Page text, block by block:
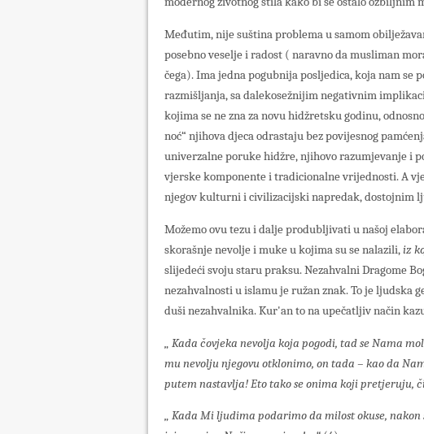
Međutim, nije suština problema u samom
posebno veselje i radost ( naravno da musliman
čega). Ima jedna pogubnija posljedica, koja nam se
razmišljanja, sa dalekosežnijim negativnim
kojima se ne zna za novu hidžretsku godinu,
noć“ njihova djeca odrastaju bez povijesnog
univerzalne poruke hidžre, njihovo razumjevanje i
vjerske komponente i tradicionalne vrijednosti. A
njegov kulturni i civilizacijski napredak, dostojnim
Možemo ovu tezu i dalje produbljivati u našoj
skorašnje nevolje i muke u kojima su se nalazili,iz
slijedeći svoju staru praksu. Nezahvalni Dragome
nezahvalnosti u islamu je ružan znak. To je ljudska
duši nezahvalnika. Kur'an to na upečatljiv način
„ Kada čovjeka nevolja koja pogodi, tad se Nama
mu nevolju njegovu otklonimo, on tada – kao da
putem nastavlja! Eto tako se onima koji pretjeruju,
„ Kada Mi ljudima podarimo da milost okuse,